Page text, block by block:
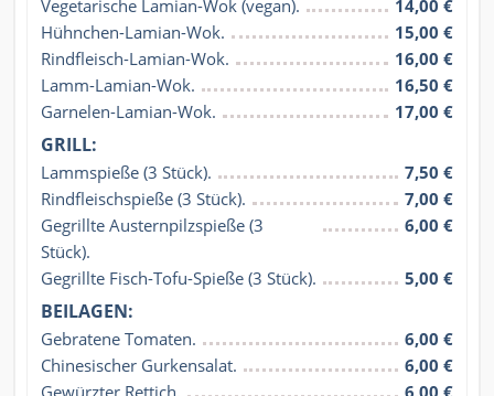
Vegetarische Lamian-Wok (vegan).
14,00 €
Hühnchen-Lamian-Wok.
15,00 €
Rindfleisch-Lamian-Wok.
16,00 €
Lamm-Lamian-Wok.
16,50 €
Garnelen-Lamian-Wok.
17,00 €
GRILL:
Lammspieße (3 Stück).
7,50 €
Rindfleischspieße (3 Stück).
7,00 €
Gegrillte Austernpilzspieße (3
Stück).
6,00 €
Gegrillte Fisch-Tofu-Spieße (3 Stück). 5,00 €
BEILAGEN:
Gebratene Tomaten.
6,00 €
Chinesischer Gurkensalat.
6,00 €